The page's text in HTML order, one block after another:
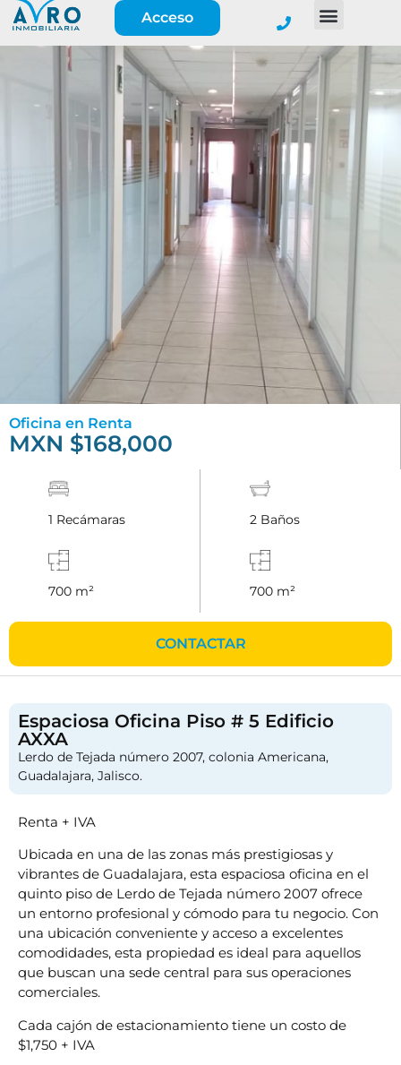
Acceso
Oficina en Renta
MXN $168,000
1 Recámaras 2 Baños
700 m² 700 m²
CONTACTAR
Espaciosa Oficina Piso # 5 Edificio
AXXA
Lerdo de Tejada número 2007, colonia Americana,
Guadalajara, Jalisco.
Renta + IVA
Ubicada en una de las zonas más prestigiosas y
vibrantes de Guadalajara, esta espaciosa oficina en el
quinto piso de Lerdo de Tejada número 2007 ofrece
un entorno profesional y cómodo para tu negocio. Con
una ubicación conveniente y acceso a excelentes
comodidades, esta propiedad es ideal para aquellos
que buscan una sede central para sus operaciones
comerciales.
Cada cajón de estacionamiento tiene un costo de
$1,750 + IVA